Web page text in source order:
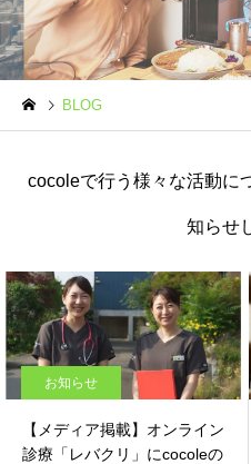
BLOG
cocoleで行う様々な活動に
知らせ
お知らせ
【メディア掲載】オンライン
診療「レバクリ」にcocoleの